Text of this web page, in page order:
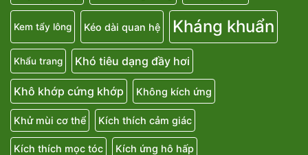
Kem tẩy lông Kéo dài quan hệ Kháng khuẩn
Khẩu trang Khó tiêu dạng đầy hơi
Khô khớp cứng khớp Không kích ứng
Khử mùi cơ thể Kích thích cảm giác
Kích thích mọc tóc Kích ứng hô hấp